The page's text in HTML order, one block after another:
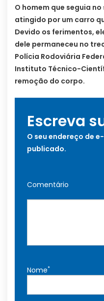
O homem que seguia
atingido por um carro
Devido os ferimentos,
dele permaneceu no
Polícia Rodoviária
Instituto Técnico-
remoção do corpo.
Escreva
O seu endereço de
publicado.
Comentário
Nome*